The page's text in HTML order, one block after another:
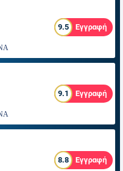
9.5 Εγγραφή
9.1 Εγγραφή
8.8 Εγγραφή